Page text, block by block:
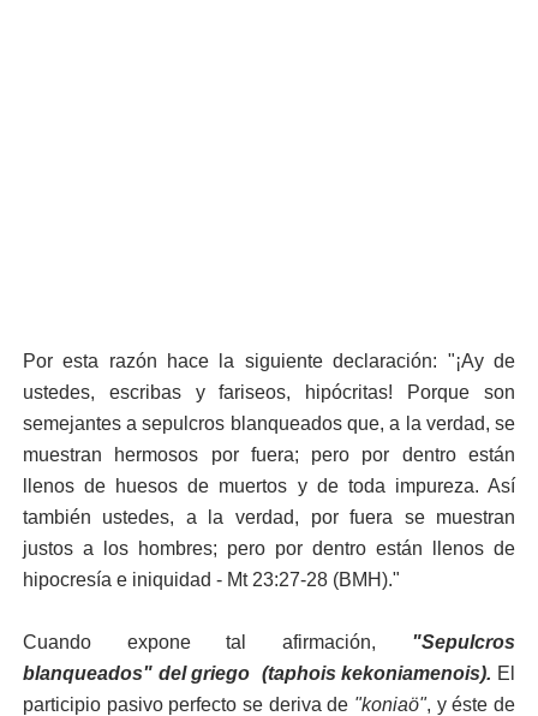
Por esta razón hace la siguiente declaración: "¡Ay de
ustedes, escribas y fariseos, hipócritas! Porque son
semejantes a sepulcros blanqueados que, a la verdad, se
muestran hermosos por fuera; pero por dentro están
llenos de huesos de muertos y de toda impureza. Así
también ustedes, a la verdad, por fuera se muestran
justos a los hombres; pero por dentro están llenos de
hipocresía e iniquidad - Mt 23:27-28 (BMH)."
Cuando expone tal afirmación, "Sepulcros
blanqueados" del griego (taphois kekoniamenois). El
participio pasivo perfecto se deriva de "koniaö", y éste de